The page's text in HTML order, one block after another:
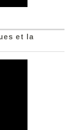
et la